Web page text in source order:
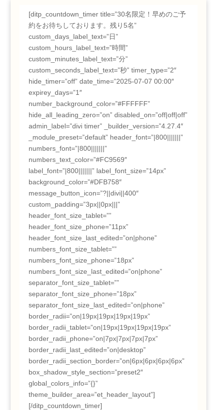
[ditp_countdown_timer title=”30名限定！早めのご予
約をお待ちしております。残り5名”
custom_days_label_text=”日”
custom_hours_label_text=”時間”
custom_minutes_label_text=”分”
custom_seconds_label_text=”秒” timer_type=”2″
hide_timer=”off” date_time=”2025-07-07 00:00″
expirey_days=”1″
number_background_color=”#FFFFFF”
hide_all_leading_zero=”on” disabled_on=”off|off|off”
admin_label=”divi timer” _builder_version=”4.27.4″
_module_preset=”default” header_font=”|800|||||||”
numbers_font=”|800|||||||”
numbers_text_color=”#FC9569″
label_font=”|800|||||||” label_font_size=”14px”
background_color=”#DFB758″
message_button_icon=”?||divi||400″
custom_padding=”3px||0px|||”
header_font_size_tablet=””
header_font_size_phone=”11px”
header_font_size_last_edited=”on|phone”
numbers_font_size_tablet=””
numbers_font_size_phone=”18px”
numbers_font_size_last_edited=”on|phone”
separator_font_size_tablet=””
separator_font_size_phone=”18px”
separator_font_size_last_edited=”on|phone”
border_radii=”on|19px|19px|19px|19px”
border_radii_tablet=”on|19px|19px|19px|19px”
border_radii_phone=”on|7px|7px|7px|7px”
border_radii_last_edited=”on|desktop”
border_radii_section_border=”on|6px|6px|6px|6px”
box_shadow_style_section=”preset2″
global_colors_info=”{}”
theme_builder_area=”et_header_layout”]
[/ditp_countdown_timer]